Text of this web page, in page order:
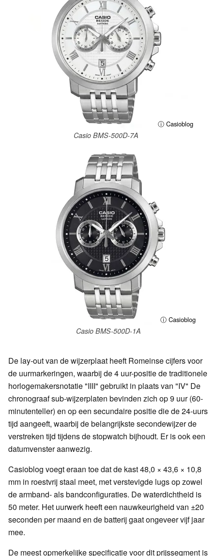
ⓘ Casioblog
Casio BMS-500D-7A
ⓘ Casioblog
Casio BMS-500D-1A
De lay-out van de wijzerplaat heeft Romeinse cijfers voor
de uurmarkeringen, waarbij de 4 uur-positie de traditionele
horlogemakersnotatie "IIII" gebruikt in plaats van "IV" De
chronograaf sub-wijzerplaten bevinden zich op 9 uur (60-
minutenteller) en op een secundaire positie die de 24-uurs
tijd aangeeft, waarbij de belangrijkste secondewijzer de
verstreken tijd tijdens de stopwatch bijhoudt. Er is ook een
datumvenster aanwezig.
Casioblog voegt eraan toe dat de kast 48,0 × 43,6 × 10,8
mm in roestvrij staal meet, met verstevigde lugs op zowel
de armband- als bandconfiguraties. De waterdichtheid is
50 meter. Het uurwerk heeft een nauwkeurigheid van ±20
seconden per maand en de batterij gaat ongeveer vijf jaar
mee.
De meest opmerkelijke specificatie voor dit prijssegment is